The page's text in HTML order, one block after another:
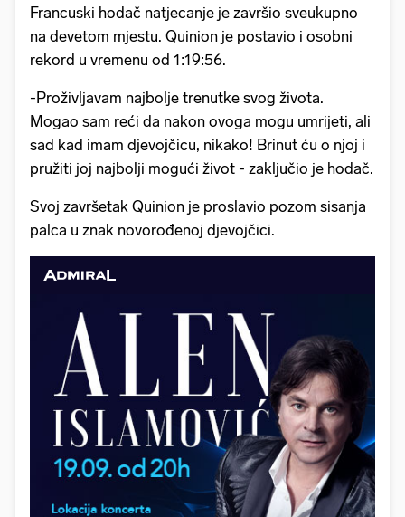
Francuski hodač natjecanje je završio sveukupno
na devetom mjestu. Quinion je postavio i osobni
rekord u vremenu od 1:19:56.
-Proživljavam najbolje trenutke svog života.
Mogao sam reći da nakon ovoga mogu umrijeti, ali
sad kad imam djevojčicu, nikako! Brinut ću o njoj i
pružiti joj najbolji mogući život - zaključio je hodač.
Svoj završetak Quinion je proslavio pozom sisanja
palca u znak novorođenoj djevojčici.